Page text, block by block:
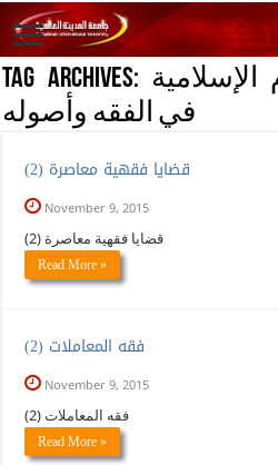
Tag Archives:
في الفقه وأصوله
(2) قضايا فقهية معاصرة
November 9, 2015
(2) قضايا فقهية معاصرة
Read More »
(2) فقه المعاملات
November 9, 2015
(2) فقه المعاملات
Read More »